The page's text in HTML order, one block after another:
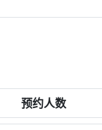
预约人数